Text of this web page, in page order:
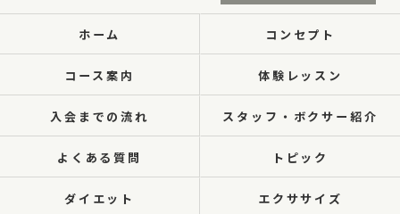
ホーム コンセプト
コース案内 体験レッスン
入会までの流れ スタッフ・ボクサー紹介
よくある質問 トピック
ダイエット エクササイズ